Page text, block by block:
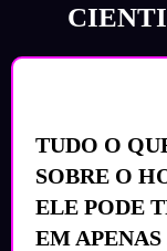
TUDO O
SOBRE O
ELE PODE
EM APENAS